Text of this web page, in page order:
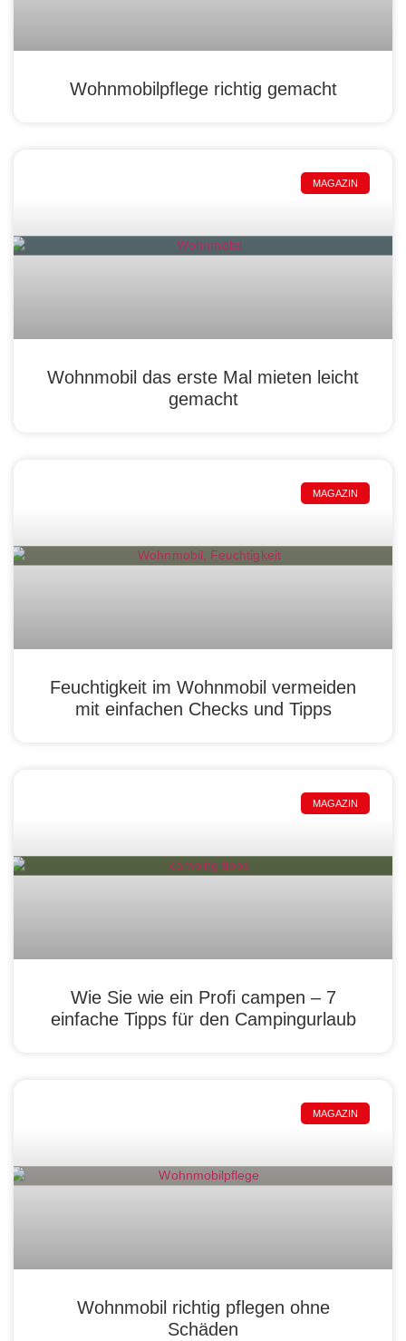
Wohnmobilpflege richtig gemacht
MAGAZIN
Wohnmobil das erste Mal mieten leicht
gemacht
MAGAZIN
Feuchtigkeit im Wohnmobil vermeiden
mit einfachen Checks und Tipps
MAGAZIN
Wie Sie wie ein Profi campen – 7
einfache Tipps für den Campingurlaub
MAGAZIN
Wohnmobil richtig pflegen ohne
Schäden